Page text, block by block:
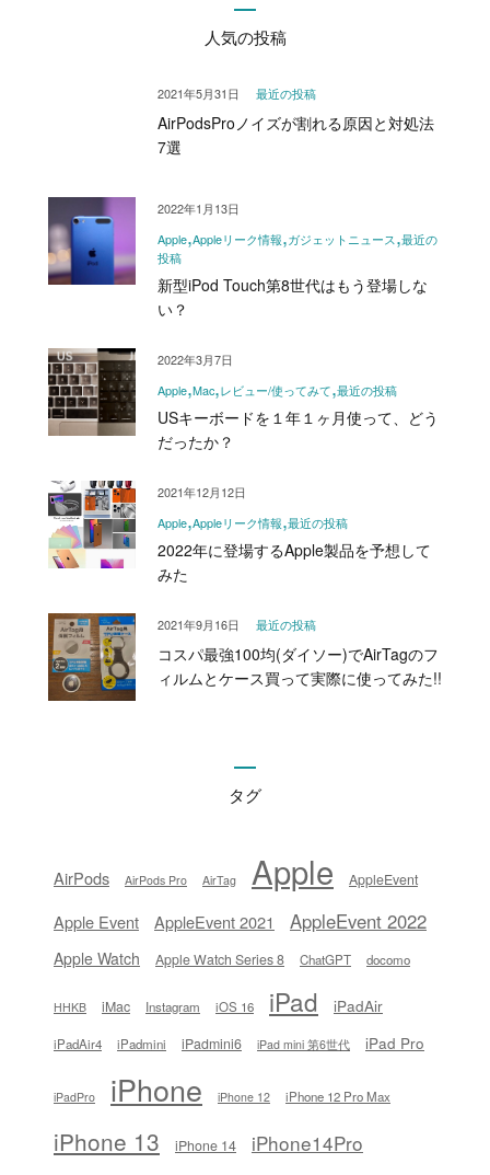
人気の投稿
最近の投稿
AirPodsProノイズが割れる原因と対処法
7選
2021年5月31日
Apple Appleリーク情報 ガジェットニュース 最近の
投稿
新型iPod Touch第8世代はもう登場しな
い？
2022年1月13日
Apple Mac レビュー/使ってみて 最近の投稿
USキーボードを１年１ヶ月使って、どう
だったか？
2022年3月7日
Apple Appleリーク情報 最近の投稿
2022年に登場するApple製品を予想して
みた
2021年12月12日
最近の投稿
コスパ最強100均(ダイソー)でAirTagのフ
ィルムとケース買って実際に使ってみた!!
2021年9月16日
タグ
AirPods AirPods Pro AirTag Apple AppleEvent
Apple Event AppleEvent 2021 AppleEvent 2022
Apple Watch Apple Watch Series 8 ChatGPT docomo
HHKB iMac Instagram iOS 16 iPad iPadAir
iPadAir4 iPadmini iPadmini6 iPad mini 第6世代 iPad Pro
iPadPro iPhone iPhone 12 iPhone 12 Pro Max
iPhone 13 iPhone 14 iPhone14Pro